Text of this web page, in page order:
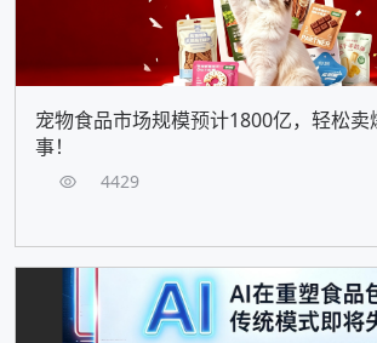
宠物食品市场规模预计1800亿，轻松
事！
4429